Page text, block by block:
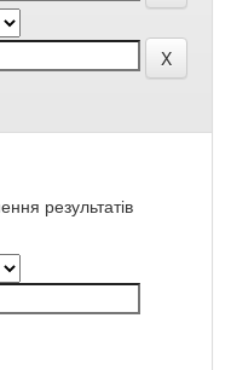
результатів